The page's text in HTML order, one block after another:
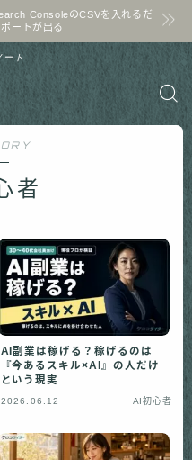
ConsoleのCSVを入れるだ
ートが出る
ト
者
AI副業は稼げる？稼げるのは
『今あるスキル×AI』の人だけ
という現実
2026.06.12 AI初心者